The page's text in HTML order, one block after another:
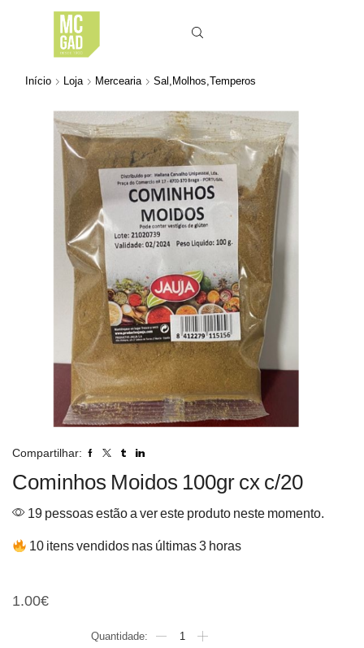
Início Loja Mercearia Sal,Molhos,Temperos
Compartilhar:
Cominhos Moidos 100gr cx c/20
19 pessoas estão a ver este produto neste momento.
10 itens vendidos nas últimas 3 horas
1.00€